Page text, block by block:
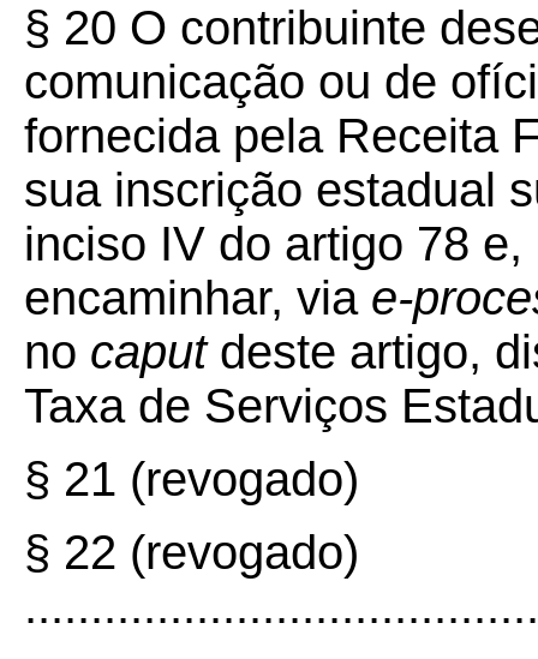
§ 20 O contribuinte
comunicação ou de
fornecida pela Receita
sua inscrição estadual
inciso IV do artigo 78
encaminhar, via e-
no caputdeste artigo,
Taxa de Serviços
§ 21 (revogado)
§ 22 (revogado)